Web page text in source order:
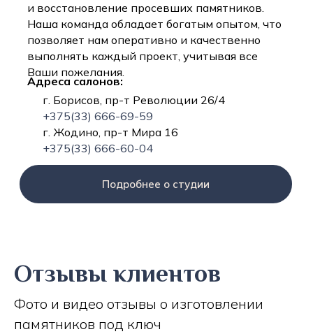
и восстановление просевших памятников.
Наша команда обладает богатым опытом, что
позволяет нам оперативно и качественно
выполнять каждый проект, учитывая все
Ваши пожелания.
Адреса салонов:
г. Борисов, пр-т Революции 26/4
+375(33) 666-69-59
г. Жодино, пр-т Мира 16
+375(33) 666-60-04
Подробнее о студии
Отзывы клиентов
Фото и видео отзывы о изготовлении
памятников под ключ